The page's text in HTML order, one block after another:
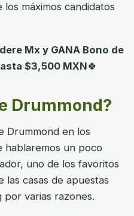
máximos candidatos
Mx y GANA Bono de
$3,500 MXN🍀
Drummond?
Drummond en los
un poco
uno de los favoritos
las casas de apuestas
por varias razones.